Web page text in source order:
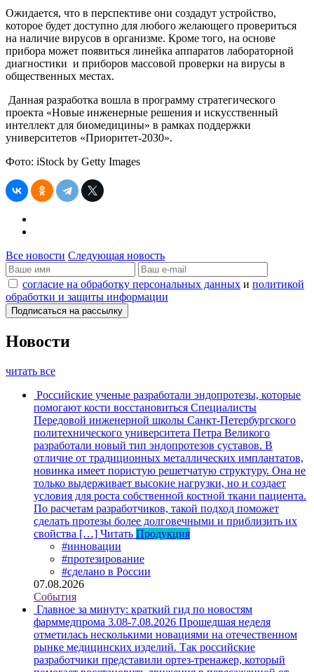
Ожидается, что в перспективе они создадут устройство,
которое будет доступно для любого желающего провериться
на наличие вирусов в организме. Кроме того, на основе
прибора может появиться линейка аппаратов лабораторной
диагностики и приборов массовой проверки на вирусы в
общественных местах.
Данная разработка вошла в программу стратегического
проекта «Новые инженерные решения и искусственный
интеллект для биомедицины» в рамках поддержки
университетов «Приоритет-2030».
Фото: iStock by Getty Images
Все новости Следующая новость
согласие на обработку персональных данных и политикой
обработки и защиты информации
Новости
читать все
Российские ученые разработали эндопротезы, которые
помогают кости восстановиться Специалисты
Передовой инженерной школы Санкт-Петербургского
политехнического университета Петра Великого
разработали новый тип эндопротезов суставов. В
отличие от традиционных металлических имплантатов,
новинка имеет пористую решетчатую структуру. Она не
только выдерживает высокие нагрузки, но и создает
условия для роста собственной костной ткани пациента.
По расчетам разработчиков, такой подход поможет
сделать протезы более долговечными и приблизить их
свойства […] Читать Продукция
#инновации
#протезирование
#сделано в России
07.08.2026
События
Главное за минуту: краткий гид по новостям
фарммедпрома 3.08-7.08.2026 Прошедшая неделя
отметилась несколькими новациями на отечественном
рынке медицинских изделий. Так российские
разработчики представили ортез-тренажер, который